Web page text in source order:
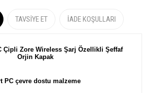
TAVSIYE ET İADE KOŞULLARI
Çipli Zore Wireless Şarj Özellikli Şeffaf
Orjin Kapak
PC çevre dostu malzeme